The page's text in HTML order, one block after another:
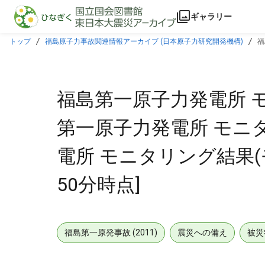
本文に飛ぶ
ギャラリー
トップ 福島原子力事故関連情報アーカイブ (日本原子力研究開発機構)
福島第一原子力発電所
第一原子力発電所 モニ
電所 モニタリング結果
50分時点]
福島第一原発事故 (2011) 震災への備え 被災